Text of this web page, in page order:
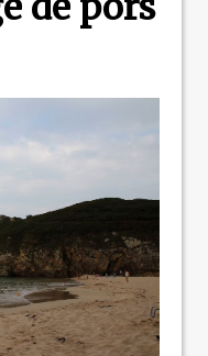
Altra Rivera 2
peut s’avérer